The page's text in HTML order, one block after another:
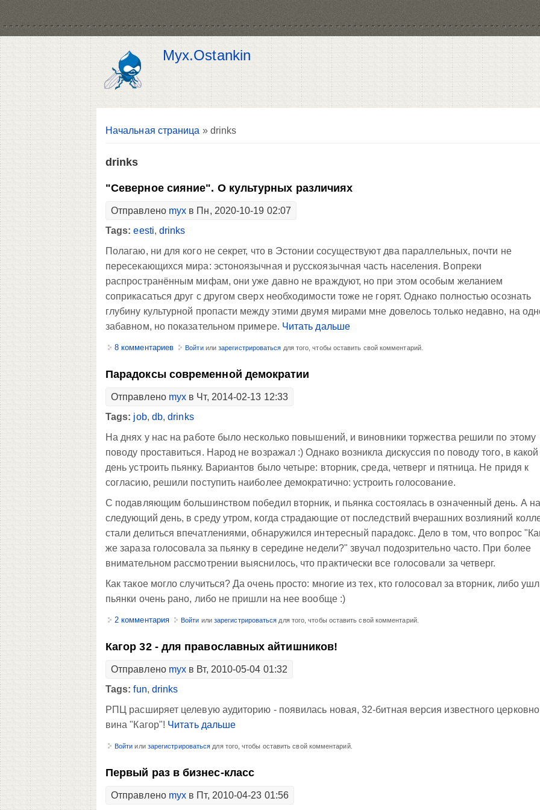
Myx.Ostankin
Вы здесь
Начальная страница » drinks
drinks
"Северное сияние". О культурных различиях
Отправлено myx в Пн, 2020-10-19 02:07
Tags:eesti,drinks
Полагаю, ни для кого не секрет, что в Эстонии сосуществуют два параллельных, почти не
пересекающихся мира: эстоноязычная и русскоязычная часть населения. Вопреки
распространённым мифам, они уже давно не враждуют, но при этом особым желанием
соприкасаться друг с другом сверх необходимости тоже не горят. Однако полностью осознать
глубину культурной пропасти между этими двумя мирами мне довелось только недавно, на
забавном, но показательном примере. Читать дальше
8 комментариев Войтиилизарегистрироваться для того, чтобы оставить свой комментарий.
Парадоксы современной демократии
Отправлено myx в Чт, 2014-02-13 12:33
Tags: job, db,drinks
На днях у нас на работе было несколько повышений, и виновники торжества решили по этому
поводу проставиться. Народ не возражал :) Однако возникла дискуссия по поводу того, в какой
день устроить пьянку. Вариантов было четыре: вторник, среда, четверг и пятница. Не придя к
согласию, решили поступить наиболее демократично: устроить голосование.
С подавляющим большинством победил вторник, и пьянка состоялась в означенный день. А на
следующий день, в среду утром, когда страдающие от последствий вчерашних возлияний
стали делиться впечатлениями, обнаружился интересный парадокс. Дело в том, что вопрос
же зараза голосовала за пьянку в середине недели?" звучал подозрительно часто. При более
внимательном рассмотрении выяснилось, что практически все голосовали за четверг.
Как такое могло случиться? Да очень просто: многие из тех, кто голосовал за вторник, либо
пьянки очень рано, либо не пришли на нее вообще :)
2 комментария Войти или зарегистрироваться для того, чтобы оставить свой комментарий.
Кагор 32 - для православных айтишников!
Отправлено myx в Вт, 2010-05-04 01:32
Tags:fun, drinks
РПЦ расширяет целевую аудиторию - появилась новая, 32-битная версия известного
вина "Кагор"! Читать дальше
Войти или зарегистрироваться для того, чтобы оставить свой комментарий.
Первый раз в бизнес-класс
Отправлено myx в Пт, 2010-04-23 01:56